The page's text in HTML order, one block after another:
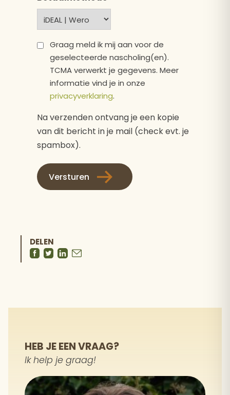
Privacy
Graag meld ik mij aan voor de
geselecteerde nascholing(en).
TCMA verwerkt je gegevens. Meer
informatie vind je in onze
privacyverklaring.
Na verzenden ontvang je een kopie
van dit bericht in je mail (check evt. je
spambox).
Versturen
DELEN
HEB JE EEN VRAAG?
Ik help je graag!